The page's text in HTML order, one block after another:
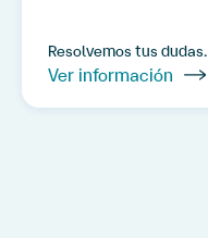
Resolvemos tus dudas.
Ver información